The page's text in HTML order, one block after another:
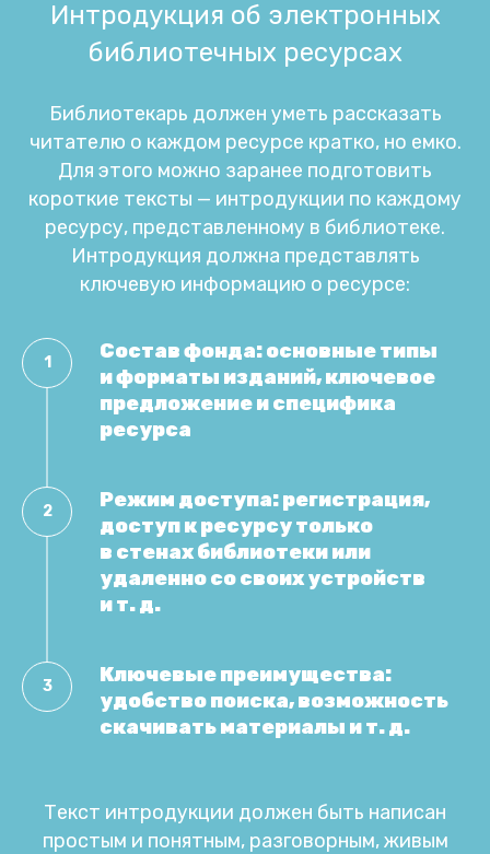
Интродукция об электронных
библиотечных ресурсах
Библиотекарь должен уметь рассказать
читателю о каждом ресурсе кратко, но емко.
Для этого можно заранее подготовить
короткие тексты — интродукции по каждому
ресурсу, представленному в библиотеке.
Интродукция должна представлять
ключевую информацию о ресурсе:
Состав фонда: основные типы
и форматы изданий, ключевое
предложение и специфика
ресурса
Режим доступа: регистрация,
доступ к ресурсу только
в стенах библиотеки или
удаленно со своих устройств
и т. д.
Ключевые преимущества:
удобство поиска, возможность
скачивать материалы и т. д.
Текст интродукции должен быть написан
простым и понятным, разговорным, живым